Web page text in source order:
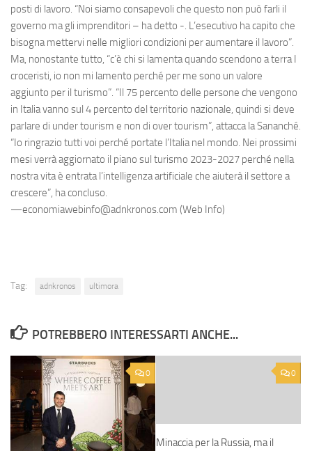
posti di lavoro. “Noi siamo consapevoli che questo non può farli il
governo ma gli imprenditori – ha detto -. L’esecutivo ha capito che
bisogna mettervi nelle migliori condizioni per aumentare il lavoro”.
Ma, nonostante tutto, “c’è chi si lamenta quando scendono a terra I
croceristi, io non mi lamento perché per me sono un valore
aggiunto per il turismo”. “Il 75 percento delle persone che vengono
in Italia vanno sul 4 percento del territorio nazionale, quindi si deve
parlare di under tourism e non di over tourism”, attacca la Sananché.
“Io ringrazio tutti voi perché portate l’Italia nel mondo. Nei prossimi
mesi verrà aggiornato il piano sul turismo 2023-2027 perché nella
nostra vita è entrata l’intelligenza artificiale che aiuterà il settore a
crescere”, ha concluso.
—economiawebinfo@adnkronos.com (Web Info)
Tag: adnkronos ultimora
POTREBBERO INTERESSARTI ANCHE...
0 0
Minaccia per la Russia, ma il